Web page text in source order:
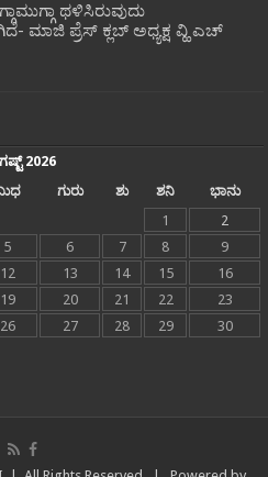
ಥಳಿಸಿರುವುದು
ಮಾಜಿ ಪ್ರೆಸ್ ಕ್ಲಬ್ ಅಧ್ಯಕ್ಷ ವ್ಹಿ ಎಚ್
2026
ಗುರು ಶು ಶನಿ
ಭಾನು
1
2
5 6 7 8
9
12 13 14 15
16
19 20 21 22
23
26 27 28 29
30